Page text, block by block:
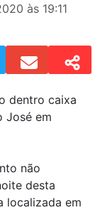
às 19:11
não
desta
localizada em